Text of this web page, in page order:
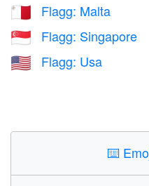
🇲🇹 Flagg: Malta
🇸🇬 Flagg: Singapore
🇺🇸 Flagg: Usa
⌨️